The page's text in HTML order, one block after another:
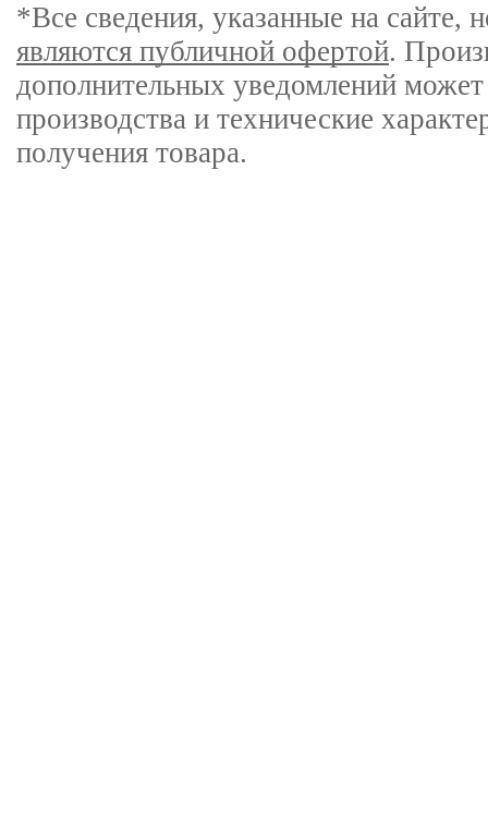
*Все сведения, указанные на
являются публичной офертой.
дополнительных уведомлений
производства и технические
получения товара.